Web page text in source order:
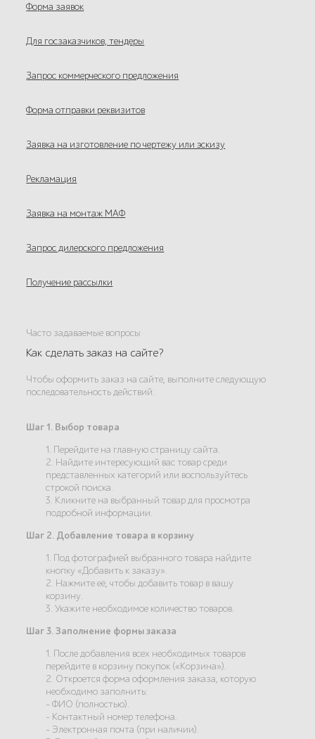
Форма заявок
Для госзаказчиков, тендеры
Запрос коммерческого предложения
Форма отправки реквизитов
Заявка на изготовление по чертежу или эскизу
Рекламация
Заявка на монтаж МАФ
Запрос дилерского предложения
Получение рассылки
Часто задаваемые вопросы
Как сделать заказ на сайте?
Чтобы оформить заказ на сайте, выполните следующую
последовательность действий:
Шаг 1. Выбор товара
1. Перейдите на главную страницу сайта.
2. Найдите интересующий вас товар среди
представленных категорий или воспользуйтесь
строкой поиска.
3. Кликните на выбранный товар для просмотра
подробной информации.
Шаг 2. Добавление товара в корзину
1. Под фотографией выбранного товара найдите
кнопку «Добавить к заказу».
2. Нажмите её, чтобы добавить товар в вашу
корзину.
3. Укажите необходимое количество товаров.
Шаг 3. Заполнение формы заказа
1. После добавления всех необходимых товаров
перейдите в корзину покупок («Корзина»).
2. Откроется форма оформления заказа, которую
необходимо заполнить:
- ФИО (полностью).
- Контактный номер телефона.
- Электронная почта (при наличии).